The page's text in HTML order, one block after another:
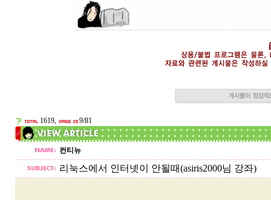
1619, 9/81
컨티뉴
리눅스에서 인터넷이 안될때(asiris2000님 강좌)